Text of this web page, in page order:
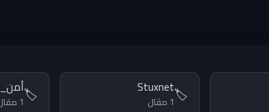
🏷️
Stuxnet
1 مقال 🏷️أمن_OT
1 مقال